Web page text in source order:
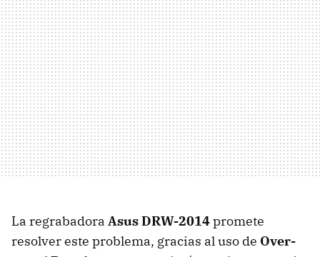
La regrabadora Asus DRW-2014promete
resolver este problema, gracias al uso de Over-